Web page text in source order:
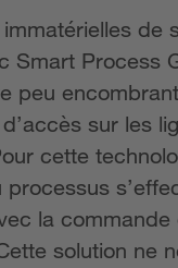
de
Smart Process
peu
sur les
cette
la commande
solution ne